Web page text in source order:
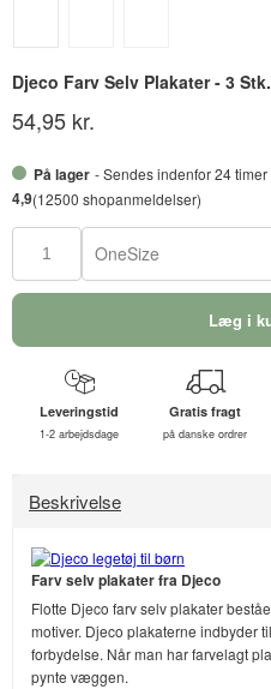
Djeco Farv Selv Plakater - 3
54,95 kr.
På lager - Sendes indenfor 24 timer
4,9(12500 shopanmeldelser)
OneSize
Læg i
Leveringstid
1-2 arbejdsdage
Gratis fragt
på danske ordrer
Beskrivelse
Farv selv plakater fra Djeco
Flotte Djeco farv selv plakater
motiver. Djeco plakaterne indbyder
forbydelse. Når man har farvelagt
pynte væggen.